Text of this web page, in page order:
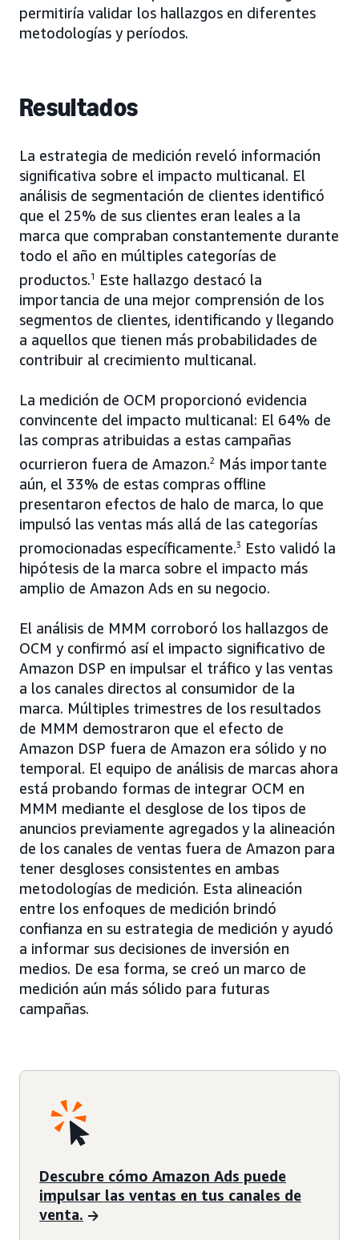
permitiría validar los hallazgos en diferentes
metodologías y períodos.
Resultados
La estrategia de medición reveló información
significativa sobre el impacto multicanal. El
análisis de segmentación de clientes identificó
que el 25% de sus clientes eran leales a la
marca que compraban constantemente durante
todo el año en múltiples categorías de
productos.1
Este hallazgo destacó la
importancia de una mejor comprensión de los
segmentos de clientes, identificando y llegando
a aquellos que tienen más probabilidades de
contribuir al crecimiento multicanal.
La medición de OCM proporcionó evidencia
convincente del impacto multicanal: El 64% de
las compras atribuidas a estas campañas
ocurrieron fuera de Amazon.2
Más importante
aún, el 33% de estas compras offline
presentaron efectos de halo de marca, lo que
impulsó las ventas más allá de las categorías
promocionadas específicamente.3
Esto validó la
hipótesis de la marca sobre el impacto más
amplio de Amazon Ads en su negocio.
El análisis de MMM corroboró los hallazgos de
OCM y confirmó así el impacto significativo de
Amazon DSP en impulsar el tráfico y las ventas
a los canales directos al consumidor de la
marca. Múltiples trimestres de los resultados
de MMM demostraron que el efecto de
Amazon DSP fuera de Amazon era sólido y no
temporal. El equipo de análisis de marcas ahora
está probando formas de integrar OCM en
MMM mediante el desglose de los tipos de
anuncios previamente agregados y la alineación
de los canales de ventas fuera de Amazon para
tener desgloses consistentes en ambas
metodologías de medición. Esta alineación
entre los enfoques de medición brindó
confianza en su estrategia de medición y ayudó
a informar sus decisiones de inversión en
medios. De esa forma, se creó un marco de
medición aún más sólido para futuras
campañas.
Descubre cómo Amazon Ads puede
impulsar las ventas en tus canales de
venta.